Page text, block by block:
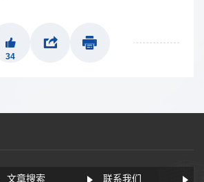
34
文章搜索 联系我们